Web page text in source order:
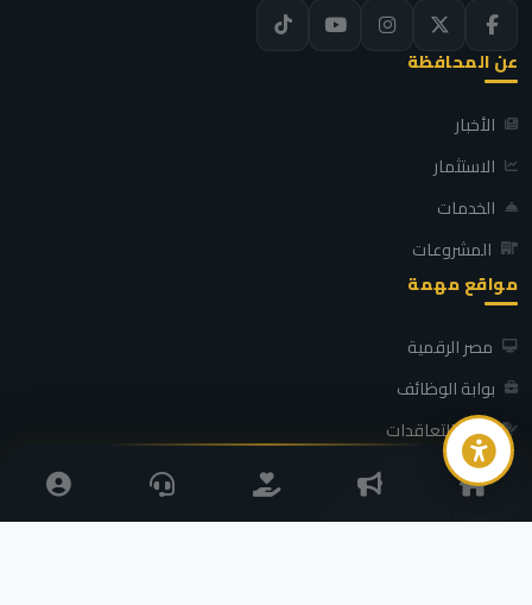
عن المحافظة
الأخبار
الاستثمار
الخدمات
المشروعات
مواقع مهمة
مصر الرقمية
بوابة الوظائف
بوابة التعاقدات
التضامن الاجتماعي